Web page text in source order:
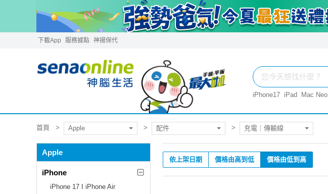
下載App 服務據點 神揚保代
iPhone17 iPad Mac Neo
首頁 Apple 配件 充電｜傳輸線
Apple
iPhone
iPhone 17 I iPhone Air
依上架日期 價格由高到低 價格由低到高